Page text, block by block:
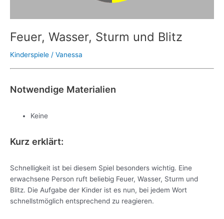
Feuer, Wasser, Sturm und Blitz
Kinderspiele / Vanessa
Notwendige Materialien
Keine
Kurz erklärt:
Schnelligkeit ist bei diesem Spiel besonders wichtig. Eine
erwachsene Person ruft beliebig Feuer, Wasser, Sturm und
Blitz. Die Aufgabe der Kinder ist es nun, bei jedem Wort
schnellstmöglich entsprechend zu reagieren.